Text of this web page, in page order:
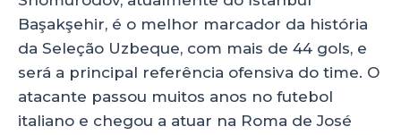
Başakşehir, é o melhor marcador da história
da Seleção Uzbeque, com mais de 44 gols, e
será a principal referência ofensiva do time. O
atacante passou muitos anos no futebol
italiano e chegou a atuar na Roma de José